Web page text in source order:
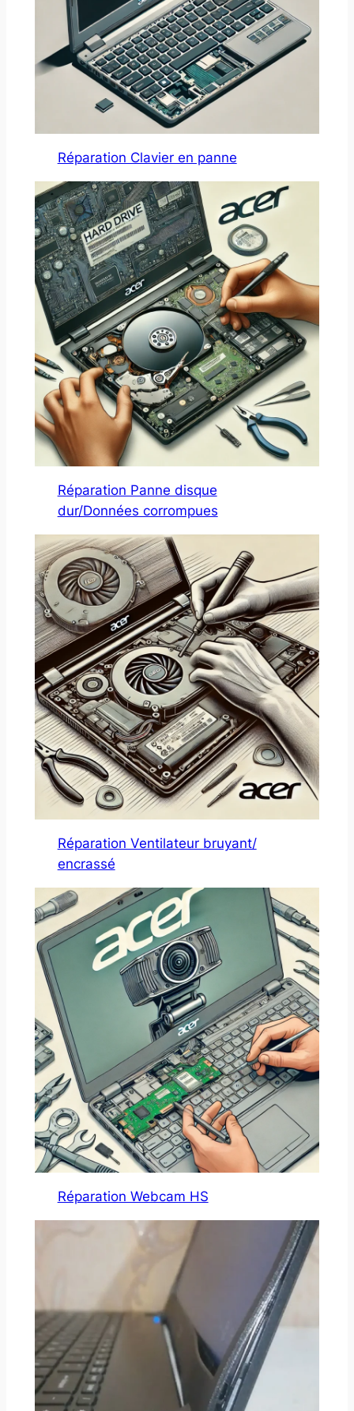
Réparation Clavier en panne
Réparation Panne disque
dur/Données corrompues
Réparation Ventilateur bruyant/
encrassé
Réparation Webcam HS